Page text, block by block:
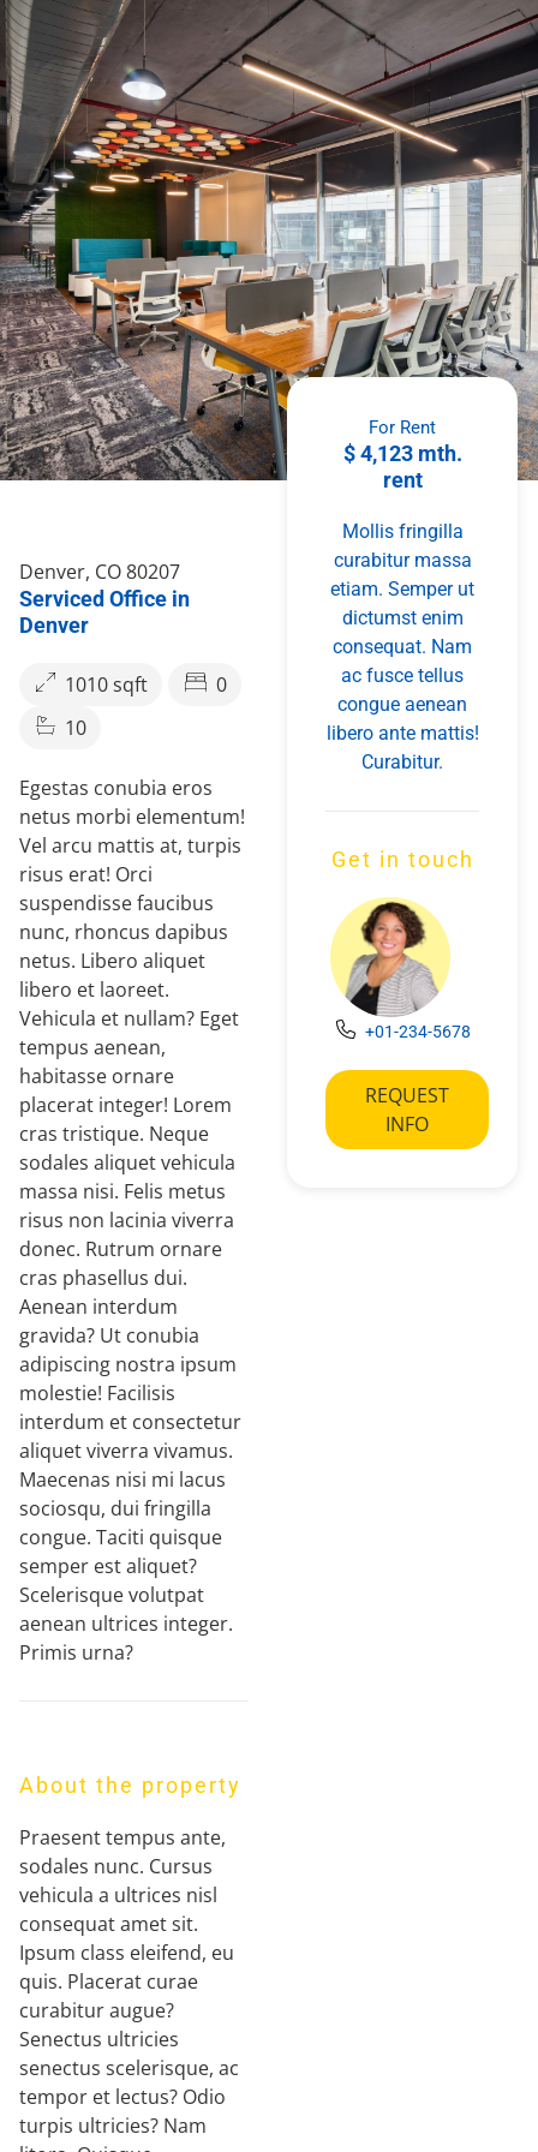
Denver, CO 80207
Serviced Office in
Denver
1010 sqft
0
10
Egestas conubia eros
netus morbi elementum!
Vel arcu mattis at, turpis
risus erat! Orci
suspendisse faucibus
nunc, rhoncus dapibus
netus. Libero aliquet
libero et laoreet.
Vehicula et nullam? Eget
tempus aenean,
habitasse ornare
placerat integer! Lorem
cras tristique. Neque
sodales aliquet vehicula
massa nisi. Felis metus
risus non lacinia viverra
donec. Rutrum ornare
cras phasellus dui.
Aenean interdum
gravida? Ut conubia
adipiscing nostra ipsum
molestie! Facilisis
interdum et consectetur
aliquet viverra vivamus.
Maecenas nisi mi lacus
sociosqu, dui fringilla
congue. Taciti quisque
semper est aliquet?
Scelerisque volutpat
aenean ultrices integer.
Primis urna?
About the property
Praesent tempus ante,
sodales nunc. Cursus
vehicula a ultrices nisl
consequat amet sit.
Ipsum class eleifend, eu
quis. Placerat curae
curabitur augue?
Senectus ultricies
senectus scelerisque, ac
tempor et lectus? Odio
turpis ultricies? Nam
For Rent
$ 4,123 mth.
rent
Mollis fringilla
curabitur massa
etiam. Semper ut
dictumst enim
consequat. Nam
ac fusce tellus
congue aenean
libero ante mattis!
Curabitur.
Get in touch
+01-234-5678
REQUEST
INFO